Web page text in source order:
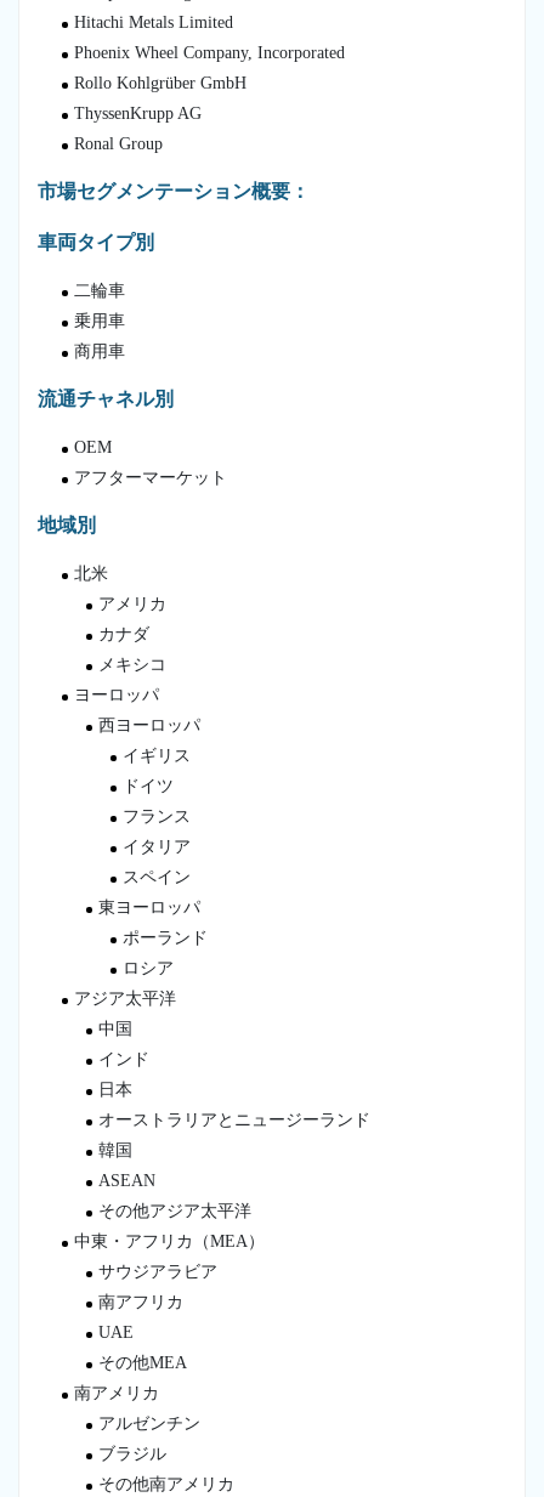
Hitachi Metals Limited
Phoenix Wheel Company, Incorporated
Rollo Kohlgrüber GmbH
ThyssenKrupp AG
Ronal Group
市場セグメンテーション概要：
車両タイプ別
二輪車
乗用車
商用車
流通チャネル別
OEM
アフターマーケット
地域別
北米
アメリカ
カナダ
メキシコ
ヨーロッパ
西ヨーロッパ
イギリス
ドイツ
フランス
イタリア
スペイン
東ヨーロッパ
ポーランド
ロシア
アジア太平洋
中国
インド
日本
オーストラリアとニュージーランド
韓国
ASEAN
その他アジア太平洋
中東・アフリカ（MEA）
サウジアラビア
南アフリカ
UAE
その他MEA
南アメリカ
アルゼンチン
ブラジル
その他南アメリカ